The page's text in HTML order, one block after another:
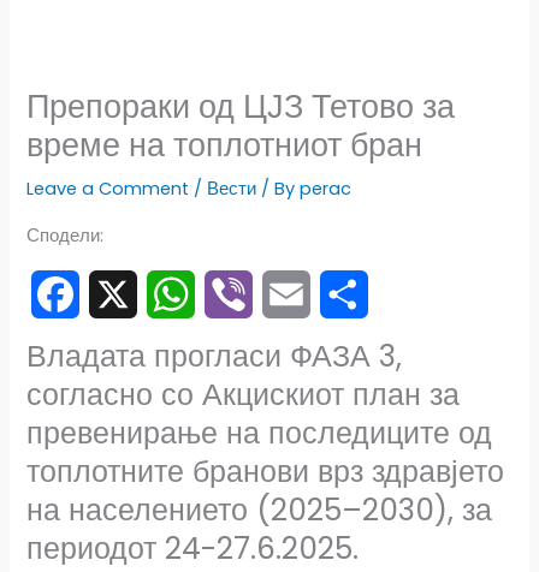
Препораки од ЦЈЗ Тетово за
време на топлотниот бран
Leave a Comment / Вести / Byperac
Сподели:
F
a
c
e
h
a
t
i
b
e
m
a
i
l
S
h
a
r
e
Владата прогласи ФАЗА 3,
согласно со Акцискиот план за
превенирање на последиците од
топлотните бранови врз здравјето
на населението (2025–2030), за
периодот 24-27.6.2025.